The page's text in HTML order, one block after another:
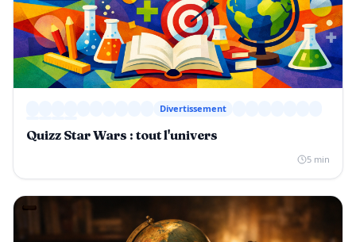
Divertissement
Quizz Star Wars : tout l'univers
5 min